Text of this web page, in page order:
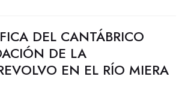
DEL CANTÁBRICO
DE LA
EN EL RÍO MIERA